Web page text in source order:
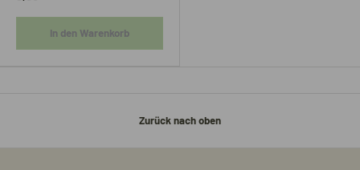
In den Warenkorb
Zurück nach oben